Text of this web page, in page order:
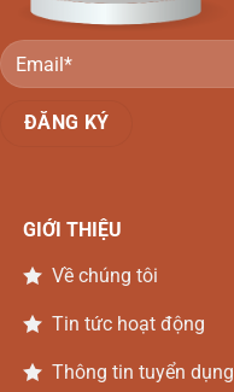
GIỚI THIỆU
Về chúng tôi
Tin tức hoạt động
Thông tin tuyển dụng